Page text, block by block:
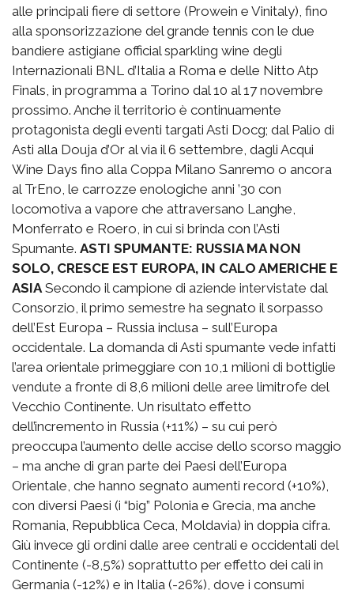
alle principali fiere di settore (Prowein e Vinitaly), fino
alla sponsorizzazione del grande tennis con le due
bandiere astigiane official sparkling wine degli
Internazionali BNL d’Italia a Roma e delle Nitto Atp
Finals, in programma a Torino dal 10 al 17 novembre
prossimo. Anche il territorio è continuamente
protagonista degli eventi targati Asti Docg; dal Palio di
Asti alla Douja d’Or al via il 6 settembre, dagli Acqui
Wine Days fino alla Coppa Milano Sanremo o ancora
al TrEno, le carrozze enologiche anni ’30 con
locomotiva a vapore che attraversano Langhe,
Monferrato e Roero, in cui si brinda con l’Asti
Spumante. ASTI SPUMANTE: RUSSIA MA NON
SOLO, CRESCE EST EUROPA, IN CALO AMERICHE E
ASIA Secondo il campione di aziende intervistate dal
Consorzio, il primo semestre ha segnato il sorpasso
dell’Est Europa – Russia inclusa – sull’Europa
occidentale. La domanda di Asti spumante vede infatti
l’area orientale primeggiare con 10,1 milioni di bottiglie
vendute a fronte di 8,6 milioni delle aree limitrofe del
Vecchio Continente. Un risultato effetto
dell’incremento in Russia (+11%) – su cui però
preoccupa l’aumento delle accise dello scorso maggio
– ma anche di gran parte dei Paesi dell’Europa
Orientale, che hanno segnato aumenti record (+10%),
con diversi Paesi (i “big” Polonia e Grecia, ma anche
Romania, Repubblica Ceca, Moldavia) in doppia cifra.
Giù invece gli ordini dalle aree centrali e occidentali del
Continente (-8,5%) soprattutto per effetto dei cali in
Germania (-12%) e in Italia (-26%), dove i consumi